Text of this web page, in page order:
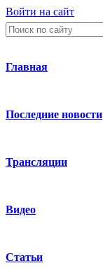
Войти на сайт
Главная
Последние новости
Трансляции
Видео
Статьи